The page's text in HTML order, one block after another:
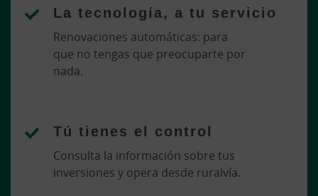
La tecnología, a tu servicio
Renovaciones automáticas: para
que no tengas que preocuparte por
nada.
Tú tienes el control
Consulta la información sobre tus
inversiones y opera desde ruralvía.